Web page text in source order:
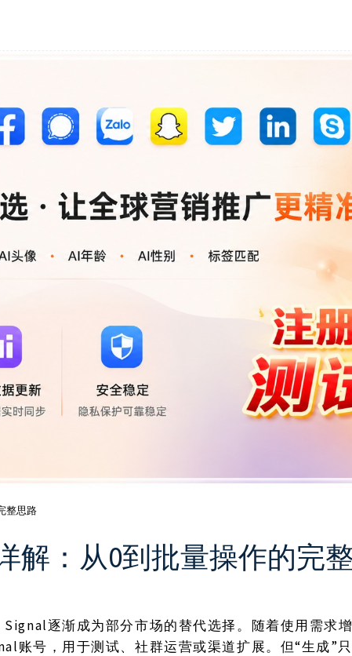
整思路
解：从0到批量操作的完
Signal逐渐成为部分市场的替代选择。随着使用需求
账号，用于测试、社群运营或渠道扩展。但“生成”